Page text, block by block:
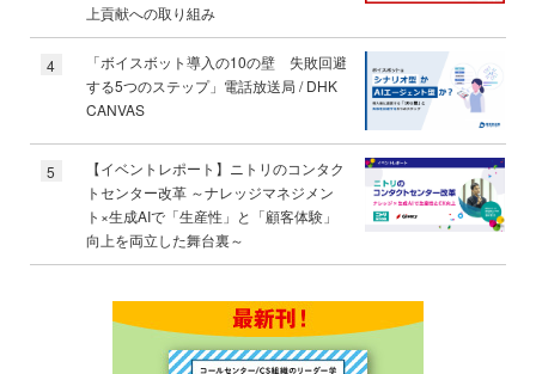
上貢献への取り組み
4
「ボイスボット導入の10の壁 失敗回避
する5つのステップ」電話放送局 / DHK
CANVAS
5
【イベントレポート】ニトリのコンタク
トセンター改革 ～ナレッジマネジメン
ト×生成AIで「生産性」と「顧客体験」
向上を両立した舞台裏～